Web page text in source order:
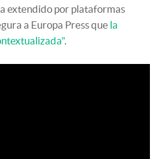
extendido por plataformas
a Europa Press que la
.